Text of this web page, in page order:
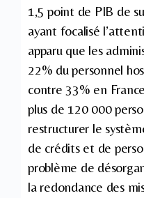
1,5 point de PIB de
ayant focalisé
apparu que les
22% du personnel
contre 33% en
plus de 120 000
restructurer le
de crédits et de
problème de
la redondance des